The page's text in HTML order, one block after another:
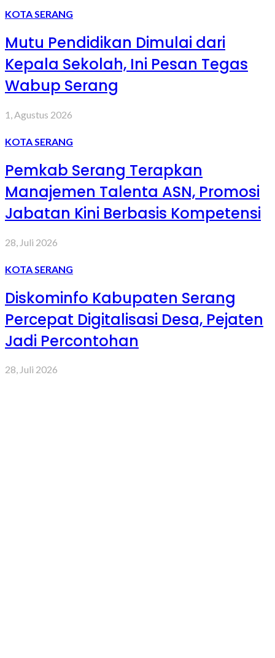
KOTA SERANG
Mutu Pendidikan Dimulai dari
Kepala Sekolah, Ini Pesan Tegas
Wabup Serang
1, Agustus 2026
KOTA SERANG
Pemkab Serang Terapkan
Manajemen Talenta ASN, Promosi
Jabatan Kini Berbasis Kompetensi
28, Juli 2026
KOTA SERANG
Diskominfo Kabupaten Serang
Percepat Digitalisasi Desa, Pejaten
Jadi Percontohan
28, Juli 2026